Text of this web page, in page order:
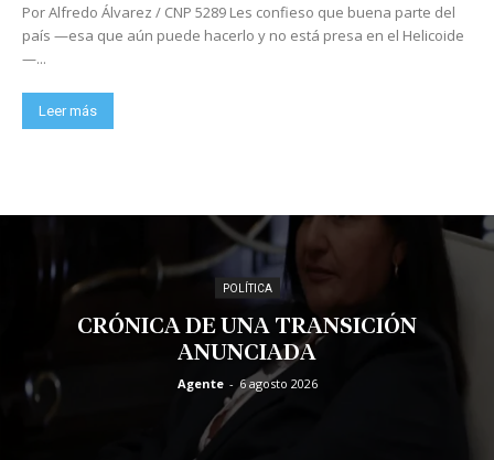
Por Alfredo Álvarez / CNP 5289 Les confieso que buena parte del
país —esa que aún puede hacerlo y no está presa en el Helicoide
—...
Leer más
POLÍTICA
CRÓNICA DE UNA TRANSICIÓN
ANUNCIADA
Agente - 6 agosto 2026